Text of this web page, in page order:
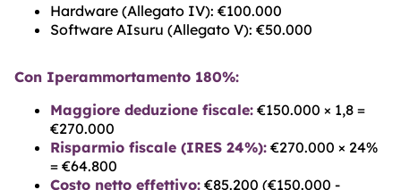
Hardware (Allegato IV): €100.000
Software AIsuru (Allegato V): €50.000
Con Iperammortamento 180%:
Maggiore deduzione fiscale: €150.000 × 1,8 =
€270.000
Risparmio fiscale (IRES 24%): €270.000 × 24%
= €64.800
Costo netto effettivo: €85.200 (€150.000 -